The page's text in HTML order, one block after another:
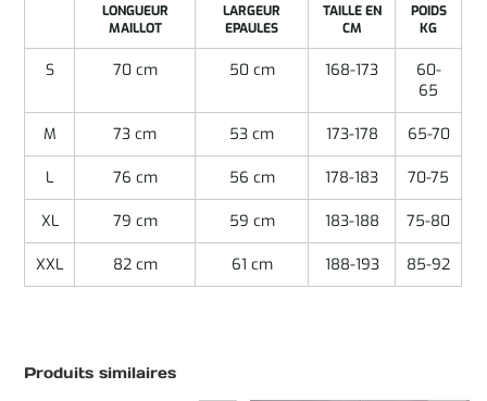
LONGUEUR
MAILLOT
LARGEUR
EPAULES
TAILLE EN
CM
POIDS
KG
S 70 cm 50 cm 168-173
60-
65
M 73 cm 53 cm 173-178 65-70
L 76 cm 56 cm 178-183 70-75
XL 79 cm 59 cm 183-188 75-80
XXL 82 cm 61 cm 188-193 85-92
Produits similaires